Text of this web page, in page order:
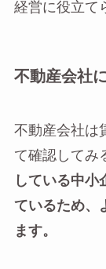
経営に役立て
不動産会社
不動産会社は
て確認してみ
している中小
ているため、
ます。